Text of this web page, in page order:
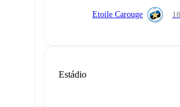
Etoile Carouge
Estádio